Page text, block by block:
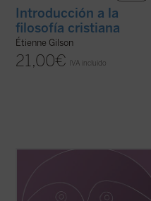
Introducción a la
filosofía cristiana
Étienne Gilson
21,00€ IVA incluido
español, J.H. Newman quiere responder a